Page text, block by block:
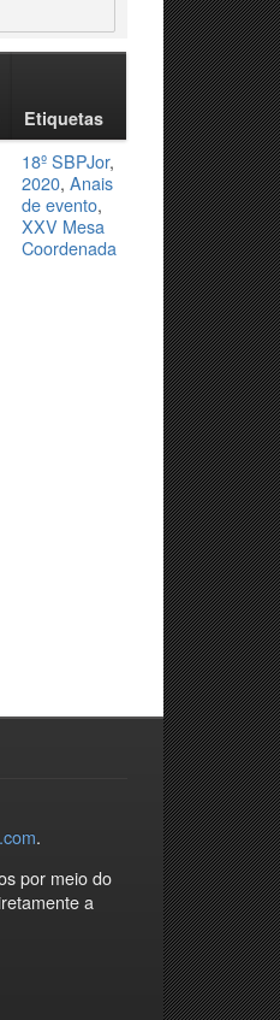
Etiquetas
18º SBPJor,
2020, Anais
de evento,
XXV Mesa
Coordenada
.
por meio do
a